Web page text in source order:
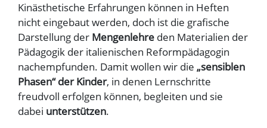
Kinästhetische Erfahrungen können in Heften
nicht eingebaut werden, doch ist die grafische
Darstellung der Mengenlehre den Materialien der
Pädagogik der italienischen Reformpädagogin
nachempfunden. Damit wollen wir die „sensiblen
Phasen“ der Kinder, in denen Lernschritte
freudvoll erfolgen können, begleiten und sie
dabei unterstützen.